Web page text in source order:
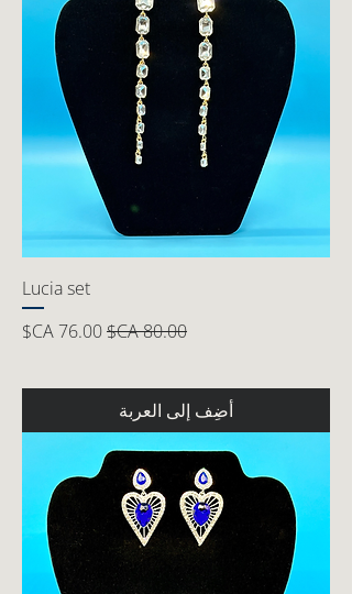
Lucia set
سعر عادي سعر البيع
أضِف إلى العربة